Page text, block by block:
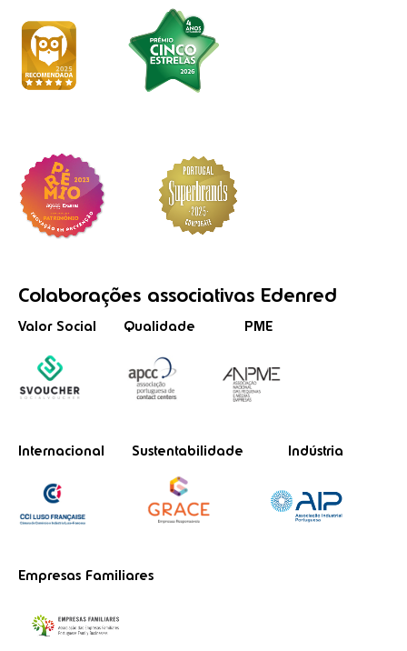
Colaborações associativas Edenred
Valor Social Qualidade PME
Internacional Sustentabilidade Indústria
Empresas Familiares